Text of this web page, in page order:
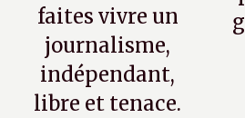
faites vivre un
journalisme,
indépendant,
libre et tenace.